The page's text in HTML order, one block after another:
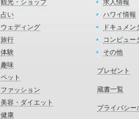
観光・ショップ
占い
ウェディング
旅行
体験
趣味
ペット
ファッション
美容・ダイエット
健康
求人情報
ハワイ情報
ドキュメン
コンピュー
その他
プレゼント
蔵書一覧
プライバシー